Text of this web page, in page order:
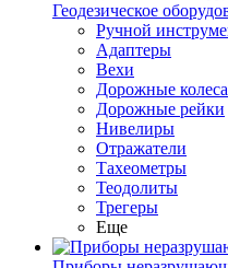
Геодезическое
Ручной
Адаптеры
Вехи
Дорожные колеса
Дорожные рейки
Нивелиры
Отражатели
Тахеометры
Теодолиты
Трегеры
Еще